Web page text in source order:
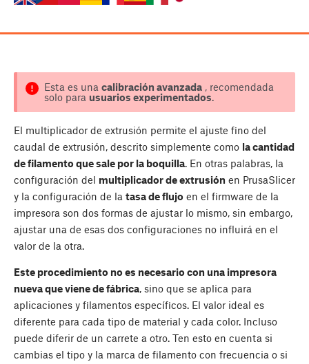
Esta es una calibración avanzada, recomendada
solo para usuarios experimentados.
El multiplicador de extrusión permite el ajuste fino del
caudal de extrusión, descrito simplemente como la cantidad
de filamento que sale por la boquilla. En otras palabras, la
configuración del multiplicador de extrusión en PrusaSlicer
y la configuración de la tasa de flujo en el firmware de la
impresora son dos formas de ajustar lo mismo, sin embargo,
ajustar una de esas dos configuraciones no influirá en el
valor de la otra.
Este procedimiento no es necesario con una impresora
nueva que viene de fábrica, sino que se aplica para
aplicaciones y filamentos específicos. El valor ideal es
diferente para cada tipo de material y cada color. Incluso
puede diferir de un carrete a otro. Ten esto en cuenta si
cambias el tipo y la marca de filamento con frecuencia o si